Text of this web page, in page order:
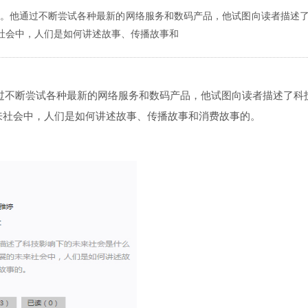
他通过不断尝试各种最新的网络服务和数码产品，他试图向读者描述
中，人们是如何讲述故事、传播故事和
断尝试各种最新的网络服务和数码产品，他试图向读者描述了科
会中，人们是如何讲述故事、传播故事和消费故事的。